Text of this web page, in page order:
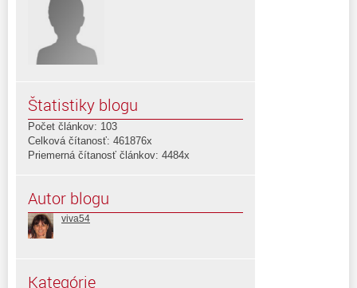
Štatistiky blogu
Počet článkov: 103
Celková čítanosť: 461876x
Priemerná čítanosť článkov: 4484x
Autor blogu
viva54
Kategórie